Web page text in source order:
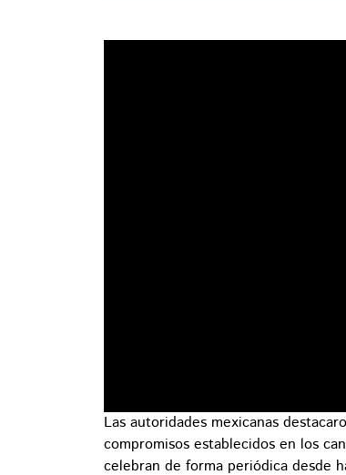
Las autoridades mexicanas
compromisos establecidos en los
celebran de forma periódica desde